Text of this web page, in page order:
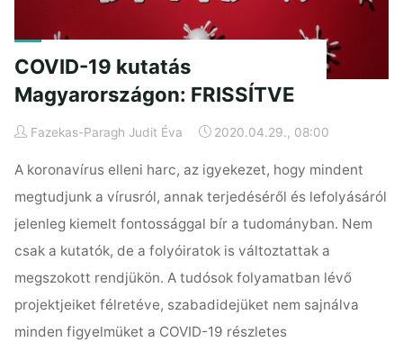
háza
táján"
COVID-19 kutatás
Magyarországon: FRISSÍTVE
Fazekas-Paragh Judit Éva 2020.04.29., 08:00
A koronavírus elleni harc, az igyekezet, hogy mindent
megtudjunk a vírusról, annak terjedéséről és lefolyásáról
jelenleg kiemelt fontossággal bír a tudományban. Nem
csak a kutatók, de a folyóiratok is változtattak a
megszokott rendjükön. A tudósok folyamatban lévő
projektjeiket félretéve, szabadidejüket nem sajnálva
minden figyelmüket a COVID-19 részletes